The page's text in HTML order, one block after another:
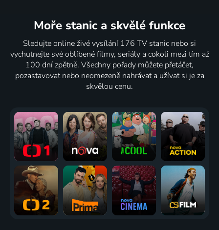
Moře stanic a skvělé funkce
Sledujte online živé vysílání 176 TV stanic nebo si
vychutnejte své oblíbené filmy, seriály a cokoli mezi tím až
100 dní zpětně. Všechny pořady můžete přetáčet,
pozastavovat nebo neomezeně nahrávat a užívat si je za
skvělou cenu.